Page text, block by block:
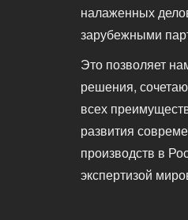
налаженных
зарубежными
Это позволяет
решения,
всех
развития
производств в
экспертизой